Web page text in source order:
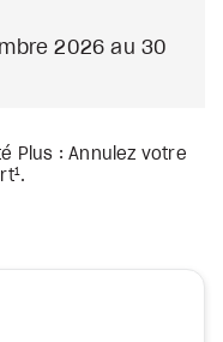
2026 au 30
Plus : Annulez votre
1 .